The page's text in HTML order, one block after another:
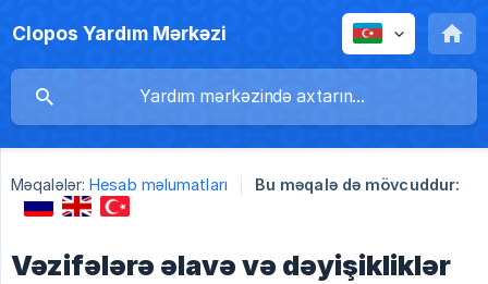
Clopos Yardım Mərkəzi
Məqalələr: Hesab məlumatları Bu məqalə də mövcuddur:
Vəzifələrə əlavə və dəyişikliklər